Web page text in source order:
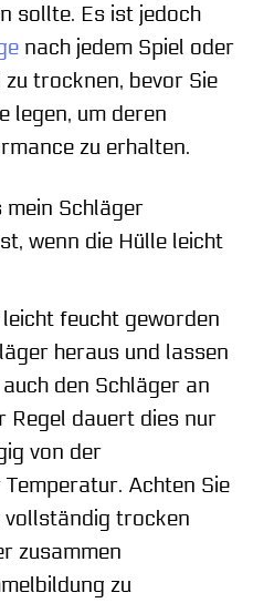
sollte. Es ist jedoch
nach jedem Spiel oder
trocknen, bevor Sie
legen, um deren
zu erhalten.
mein Schläger
wenn die Hülle leicht
feucht geworden
heraus und lassen
den Schläger an
Regel dauert dies nur
von der
Achten Sie
vollständig trocken
zusammen
zu